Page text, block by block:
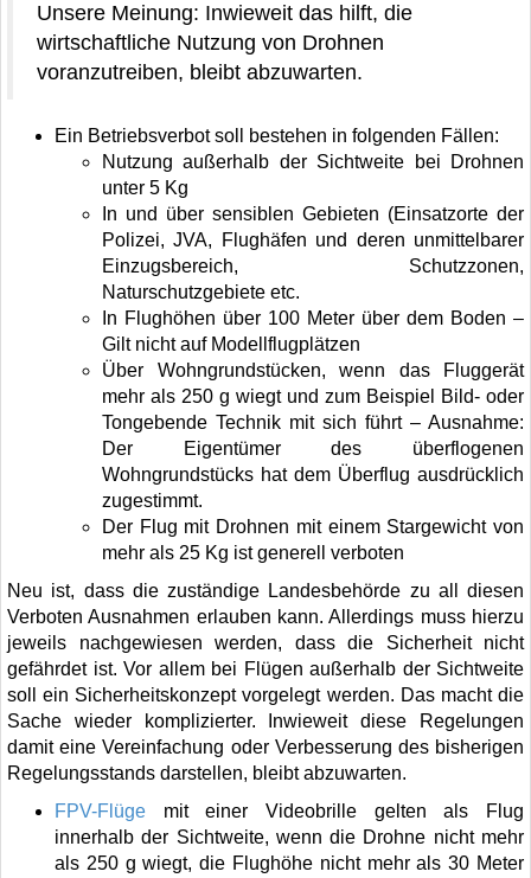
Unsere Meinung: Inwieweit das hilft, die
wirtschaftliche Nutzung von Drohnen
voranzutreiben, bleibt abzuwarten.
Ein Betriebsverbot soll bestehen in folgenden Fällen:
Nutzung außerhalb der Sichtweite bei Drohnen
unter 5 Kg
In und über sensiblen Gebieten (Einsatzorte der
Polizei, JVA, Flughäfen und deren unmittelbarer
Einzugsbereich, Schutzzonen,
Naturschutzgebiete etc.
In Flughöhen über 100 Meter über dem Boden –
Gilt nicht auf Modellflugplätzen
Über Wohngrundstücken, wenn das Fluggerät
mehr als 250 g wiegt und zum Beispiel Bild- oder
Tongebende Technik mit sich führt – Ausnahme:
Der Eigentümer des überflogenen
Wohngrundstücks hat dem Überflug ausdrücklich
zugestimmt.
Der Flug mit Drohnen mit einem Stargewicht von
mehr als 25 Kg ist generell verboten
Neu ist, dass die zuständige Landesbehörde zu all diesen
Verboten Ausnahmen erlauben kann. Allerdings muss hierzu
jeweils nachgewiesen werden, dass die Sicherheit nicht
gefährdet ist. Vor allem bei Flügen außerhalb der Sichtweite
soll ein Sicherheitskonzept vorgelegt werden. Das macht die
Sache wieder komplizierter. Inwieweit diese Regelungen
damit eine Vereinfachung oder Verbesserung des bisherigen
Regelungsstands darstellen, bleibt abzuwarten.
FPV-Flüge mit einer Videobrille gelten als Flug
innerhalb der Sichtweite, wenn die Drohne nicht mehr
als 250 g wiegt, die Flughöhe nicht mehr als 30 Meter